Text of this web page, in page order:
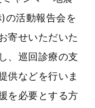
の活動報告会を
寄せいただいた
、巡回診療の支
供などを行いま
を必要とする方